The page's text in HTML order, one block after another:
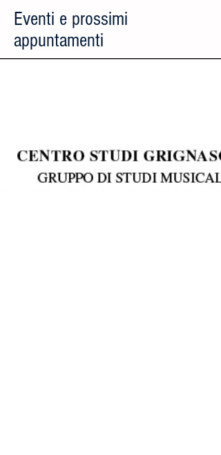
Eventi e prossimi
appuntamenti